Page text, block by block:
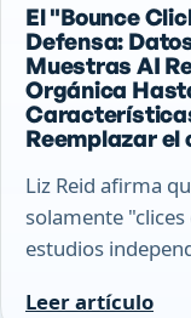
El "Bounce
Defensa:
Muestras AI
Orgánica
Reemplazar
Liz Reid afirma
solamente
estudios
Leer artículo